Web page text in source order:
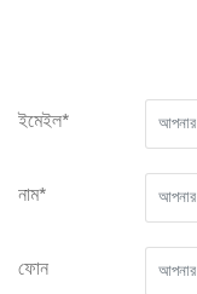
ইমেইল*
নাম*
ফোন